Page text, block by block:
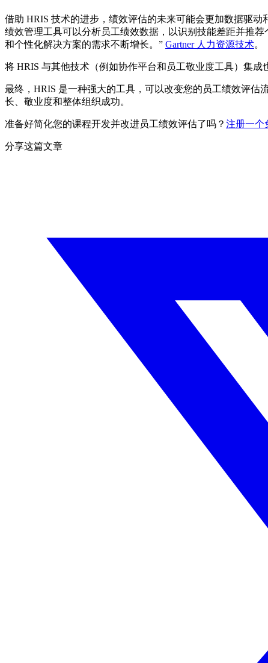
借助 HRIS 技术的进步，绩效评估的未来可能会更加数据驱
绩效管理工具可以分析员工绩效数据，以识别技能差距并推
和个性化解决方案的需求不断增长。” Gartner 人力资源技术。
将 HRIS 与其他技术（例如协作平台和员工敬业度工具）集
最终，HRIS 是一种强大的工具，可以改变您的员工绩效评
长、敬业度和整体组织成功。
准备好简化您的课程开发并改进员工绩效评估了吗？ 注册一个
分享这篇文章